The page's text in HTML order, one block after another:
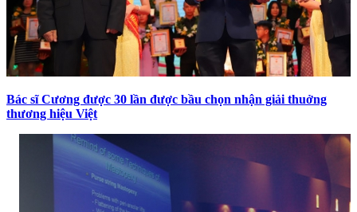
Bác sĩ Cương được 30 lần được bầu chọn nhận giải thuởng
thương hiệu Việt